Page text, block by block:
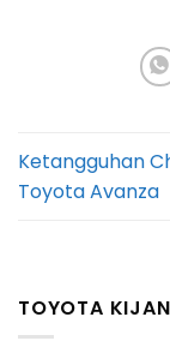
Ketangguhan
Toyota Avanza
TOYOTA